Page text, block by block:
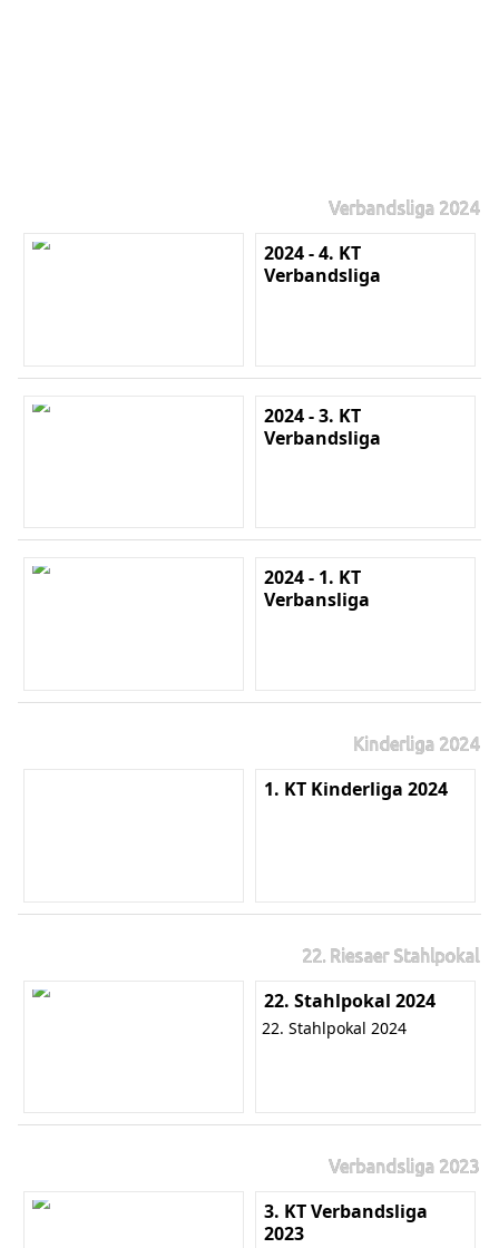
Verbandsliga 2024
2024 - 4. KT
Verbandsliga
2024 - 3. KT
Verbandsliga
2024 - 1. KT
Verbansliga
Kinderliga 2024
1. KT Kinderliga 2024
22. Riesaer Stahlpokal
22. Stahlpokal 2024
22. Stahlpokal 2024
Verbandsliga 2023
3. KT Verbandsliga
2023